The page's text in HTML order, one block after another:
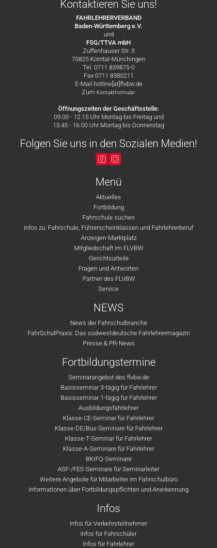
Kontaktieren Sie uns!
FAHRLEHRERVERBAND
Baden-Württemberg e.V.
und
FSG/TTVA mbH
Zuffenhauser Str. 3
70825 Korntal-Münchingen
Tel. 0711 839875-0
Fax 0711 8380211
E-Mail hotline[at]flvbw.de
Zum Kontaktformular
Öffnungszeiten der Geschäftsstelle:
09.00 - 12.15 Uhr Montag bis Freitag und
13.45 - 16.00 Uhr Montag bis Donnerstag
Folgen Sie uns in den Sozialen Medien!
Menü
Aktuelles
Fortbildung
Fahrschule suchen
Infos zu: Fahrschule, Führerscheinklassen und Fahrlehrerberuf
Anzeigen-Marktplatz
Mitgliedschaft im FLVBW
Gerichtsurteile
Fragen und Antworten
Partner des FLVBW
Service
NEWS
News der Fahrschulbranche
FahrSchulPraxis: Das südwestdeutsche Fahrlehrermagazin
Presse & PR-News
Fortbildungstermine
Seminarangebot des flvbw.de
Basisseminar 3-tägig für Fahrlehrer
Basisseminar 1-tägig für Fahrlehrer
Ausbildungsfahrlehrer
Klasse-CE-Seminar für Fahrlehrer
Klasse-DE/Bus-Seminare für Fahrlehrer
Klasse-T-Seminar für Fahrlehrer
Klasse-A-Seminare für Fahrlehrer
BKrFQ-Seminare
ASF-/FES-Seminare für Seminarleiter
Weitere Angebote für Mitarbeiter im Fahrschulbüro
Informationen über Fortbildungspflichten und Anerkennung
Infos
Infos für Verkehrsteilnehmer
Infos für Fahrschüler
Infos für Fahrlehrer